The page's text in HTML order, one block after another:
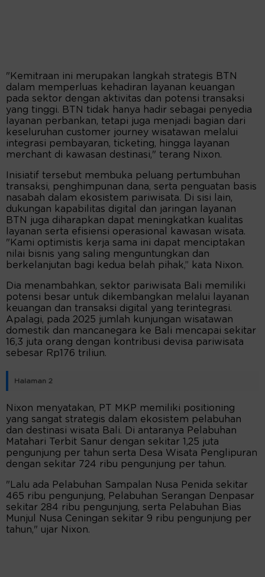
"Kemitraan ini merupakan langkah strategis BTN
dalam memperluas kehadiran layanan keuangan
pada sektor dengan aktivitas dan potensi transaksi
yang tinggi. BTN tidak hanya hadir sebagai penyedia
layanan perbankan, tetapi juga menjadi bagian dari
keseluruhan customer journey wisatawan melalui
integrasi pembayaran, ticketing, hingga layanan
merchant di kawasan destinasi," terang Nixon.
Inisiatif tersebut membuka peluang pertumbuhan
transaksi, penghimpunan dana, serta penguatan basis
nasabah dalam ekosistem pariwisata. Di sisi lain,
dukungan kapabilitas digital dan jaringan layanan
BTN juga diharapkan dapat meningkatkan kualitas
layanan serta efisiensi operasional kawasan wisata.
"Kami optimistis kerja sama ini dapat menciptakan
nilai bisnis yang saling menguntungkan dan
berkelanjutan bagi kedua belah pihak,” kata Nixon.
Dia menambahkan, sektor pariwisata Bali memiliki
potensi besar untuk dikembangkan melalui layanan
keuangan dan transaksi digital yang terintegrasi.
Apalagi, pada 2025 jumlah kunjungan wisatawan
domestik dan mancanegara ke Bali mencapai sekitar
16,3 juta orang dengan kontribusi devisa pariwisata
sebesar Rp176 triliun.
Halaman 2
Nixon menyatakan, PT MKP memiliki positioning
yang sangat strategis dalam ekosistem pelabuhan
dan destinasi wisata Bali. Di antaranya Pelabuhan
Matahari Terbit Sanur dengan sekitar 1,25 juta
pengunjung per tahun serta Desa Wisata Penglipuran
dengan sekitar 724 ribu pengunjung per tahun.
"Lalu ada Pelabuhan Sampalan Nusa Penida sekitar
465 ribu pengunjung, Pelabuhan Serangan Denpasar
sekitar 284 ribu pengunjung, serta Pelabuhan Bias
Munjul Nusa Ceningan sekitar 9 ribu pengunjung per
tahun," ujar Nixon.